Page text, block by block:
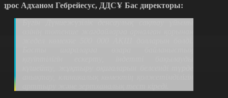
Адханом Гебрейесус, ДДСҰ Бас директоры: